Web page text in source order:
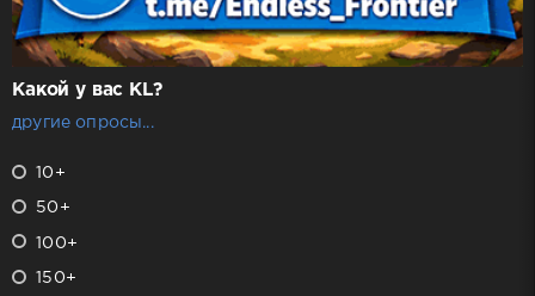
Какой у вас KL?
другие опросы...
10+
50+
100+
150+